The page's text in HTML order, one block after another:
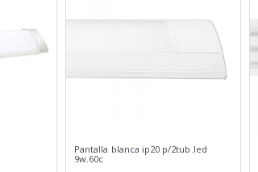
Pantalla blanca ip20 p/2tub.led
9w.60c